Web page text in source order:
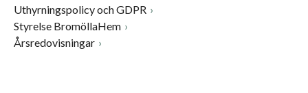
Uthyrningspolicy och GDPR
Styrelse BromöllaHem
Årsredovisningar